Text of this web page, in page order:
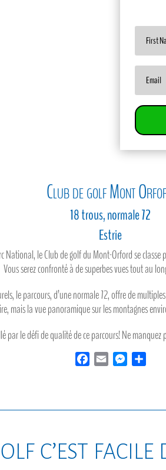
Club de golf Mont
18 trous, normale 72
Estrie
le Club de golf du Mont-Orford se
Vous serez confronté à de superbes vues tout au
le parcours, d’une normale 72, offre de
mais la vue panoramique sur les montagnes
par le défi de qualité de ce parcours! Ne
g
e
c’est facile